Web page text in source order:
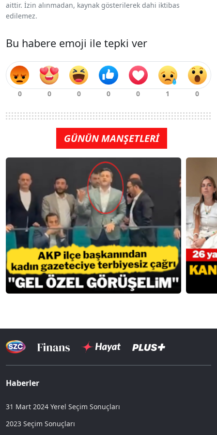
aittir. İzin alınmadan, kaynak gösterilerek dahi iktibas
edilemez.
Bu habere emoji ile tepki ver
GÜNÜN MANŞETLERİ
Haberler
31 Mart 2024 Yerel Seçim Sonuçları
2023 Seçim Sonuçları